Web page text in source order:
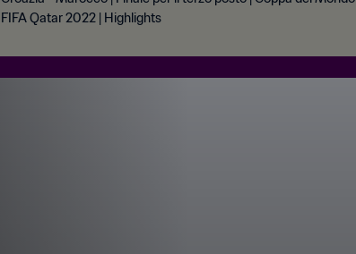
FIFA Qatar 2022 | Highlights